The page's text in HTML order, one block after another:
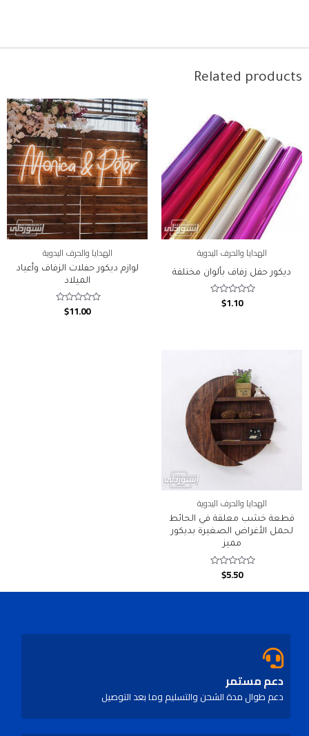
Related products
الهدايا والحرف اليدوية
ديكور حفل زفاف بألوان مختلفة
Rated
$1.10
الهدايا والحرف اليدوية
لوازم ديكور حفلات الزفاف وأعياد
الميلاد
Rated
$11.00
الهدايا والحرف اليدوية
قطعة خشب معلقة في الحائط
لحمل الأغراض الصغيرة بديكور
مميز
Rated
$5.50
دعم مستمر
دعم طوال مدة الشحن والتسليم وما بعد التوصيل